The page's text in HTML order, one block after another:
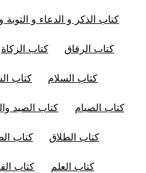
كتاب الذكر و الدعاء و التوبة
كتاب الرقاق كتاب الزكاة
كتاب السلام كتاب
كتاب الصيام كتاب الصيد
كتاب الطلاق كتاب
كتاب العلم كتاب